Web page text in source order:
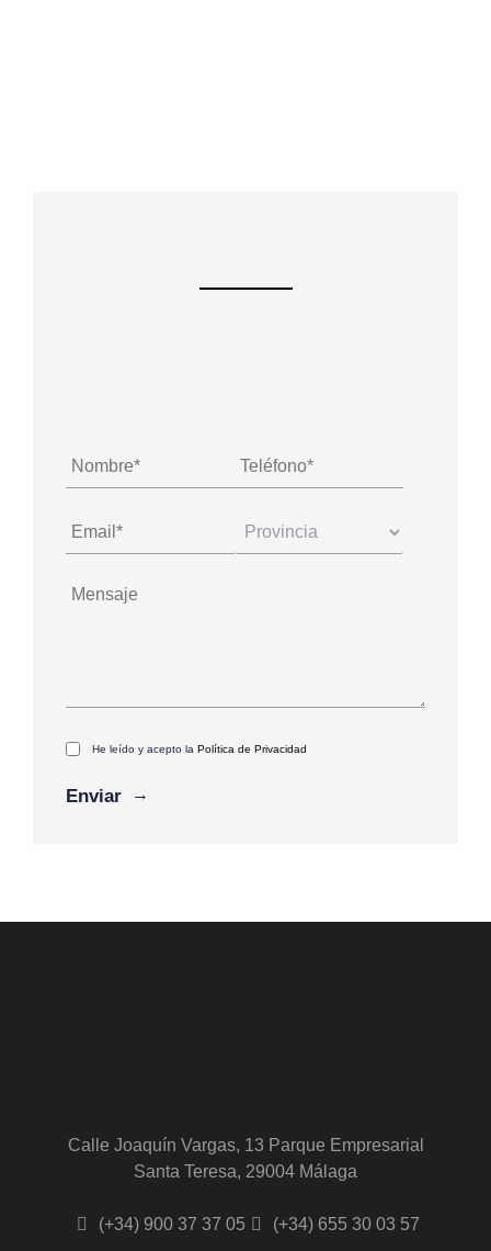
He leído y acepto la Política de Privacidad
Calle Joaquín Vargas, 13 Parque Empresarial
Santa Teresa, 29004 Málaga
(+34) 900 37 37 05 (+34) 655 30 03 57